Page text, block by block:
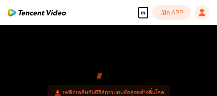
th เปิด APP
เพลิดเพลินกับซีรีส์ความคมชัดสูงอย่างลื่นไหล